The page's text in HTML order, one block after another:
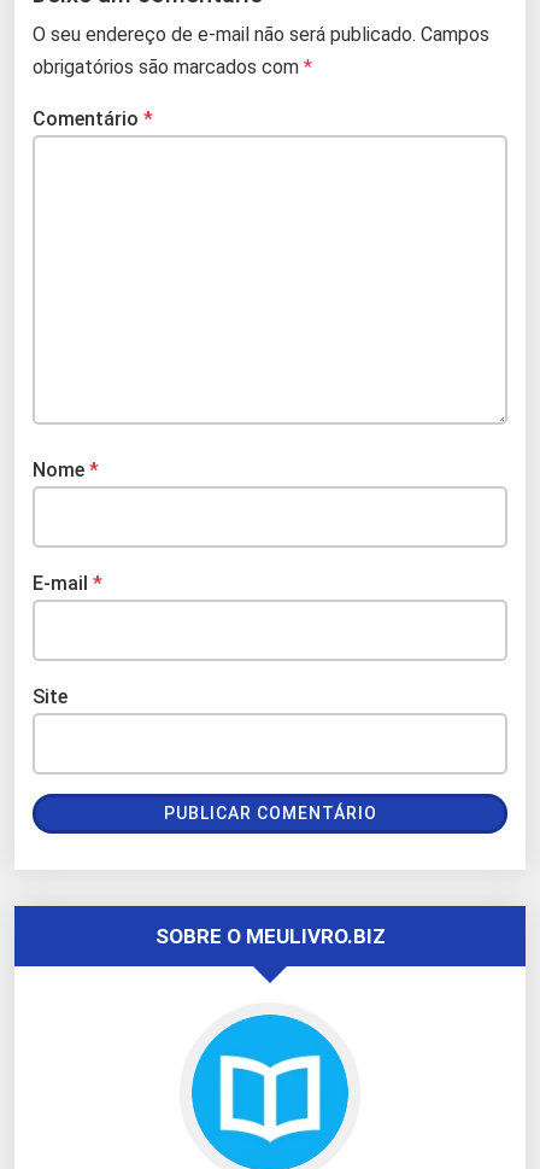
O seu endereço de e-mail não será publicado. Campos
obrigatórios são marcados com *
Comentário *
Nome *
E-mail *
Site
SOBRE O MEULIVRO.BIZ